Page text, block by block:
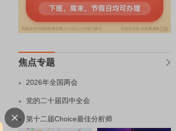
焦点专题
2026年全国两会
党的二十届四中全会
第十二届Choice最佳分析师